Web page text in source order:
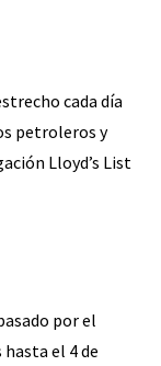
cada día
petroleros y
Lloyd’s List
por el
el 4 de